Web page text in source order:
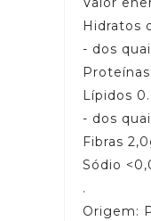
Hidratos
- dos
Lípidos
- dos
Fibras
Sódio
.
Origem: